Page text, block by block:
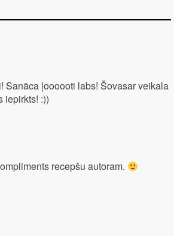
Sanāca ļoooooti labs! Šovasar veikala
iepirkts! :))
recepšu autoram.